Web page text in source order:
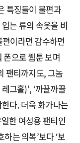
특징들이 불편과
는 류의 속옷을 비
이라면 감수하면
폰으로 웹툰 보며
팬티까지도, 그놈
그홀)’, ‘까끌까끌
다. 더욱 화가나는
한 여성용 팬티인
하는 의복’보다 ‘보